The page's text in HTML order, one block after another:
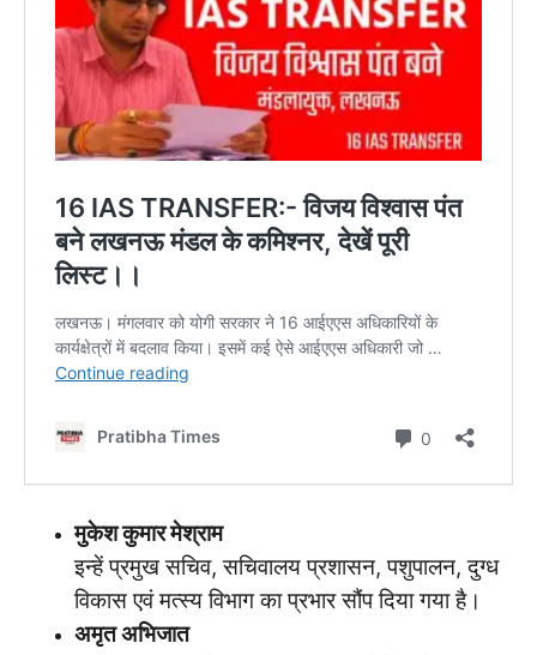
मुकेश कुमार मेश्राम
इन्हें प्रमुख सचिव, सचिवालय प्रशासन, पशुपालन, दुग्ध
विकास एवं मत्स्य विभाग का प्रभार सौंप दिया गया है।
अमृत अभिजात